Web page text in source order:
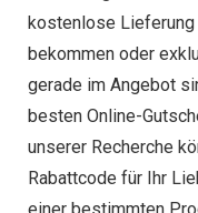
kostenlose Lieferung
bekommen oder
gerade im Angebot
besten Online-
unserer Recherche
Rabattcode für Ihr